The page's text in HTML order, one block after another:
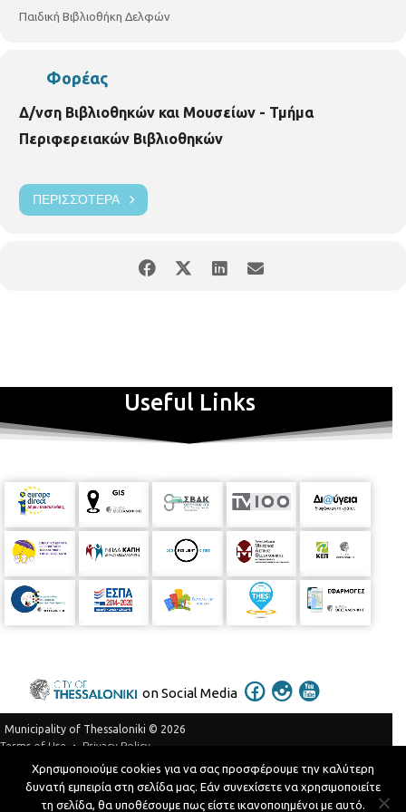
p.vivlio.delfon@thessaloniki.gr
Παιδική Βιβλιοθήκη Δελφών
Φορέας
Δ/νση Βιβλιοθηκών και Μουσείων - Τμήμα
Περιφερειακών Βιβλιοθηκών
ΠΕΡΙΣΣΌΤΕΡΑ
Useful Links
on Social Media
Municipality of Thessaloniki © 2026
Terms of Use
Privacy Policy
Telephone Catalog
Developed byMyCompany Projects
Χρησιμοποιούμε cookies για να σας προσφέρουμε την καλύτερη
δυνατή εμπειρία στη σελίδα μας. Εάν συνεχίσετε να χρησιμοποιείτε
τη σελίδα, θα υποθέσουμε πως είστε ικανοποιημένοι με αυτό.